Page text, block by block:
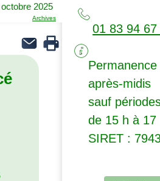
2025
Archives
01 83 94 67
après-midis
sauf
de 15 h à 17
SIRET :